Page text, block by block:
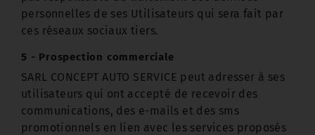
personnelles de ses Utilisateurs qui sera fait par
ces réseaux sociaux tiers.
5 - Prospection commerciale
SARL CONCEPT AUTO SERVICE peut adresser à ses
utilisateurs qui ont accepté de recevoir des
communications, des e-mails et des sms
promotionnels en lien avec les services proposés